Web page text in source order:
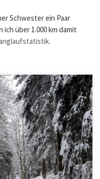
Schwester ein Paar
über 1.000 km damit
.